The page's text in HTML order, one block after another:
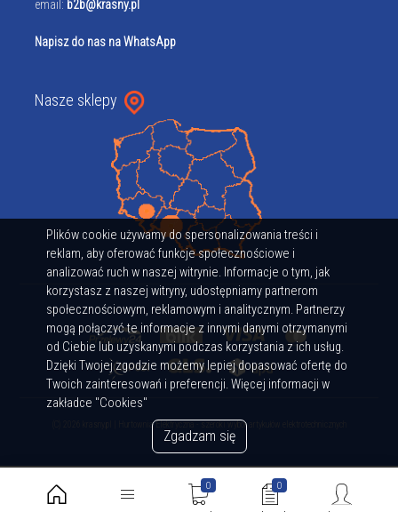
Plików cookie używamy do spersonalizowania treści i
reklam, aby oferować funkcje społecznościowe i
analizować ruch w naszej witrynie. Informacje o tym, jak
korzystasz z naszej witryny, udostępniamy partnerom
społecznościowym, reklamowym i analitycznym. Partnerzy
mogą połączyć te informacje z innymi danymi otrzymanymi
od Ciebie lub uzyskanymi podczas korzystania z ich usług.
Dzięki Twojej zgodzie możemy lepiej dopasować ofertę do
Twoich zainteresowań i preferencji. Więcej informacji w
zakładce "Cookies"
Zgadzam się
email: b2b@krasny.pl
Napisz do nas na WhatsApp
Nasze sklepy
(C) 2026 krasny.pl | Hurtownia Elektryczna - szeroki wybór artykułów elektrotechnicznych
0 0